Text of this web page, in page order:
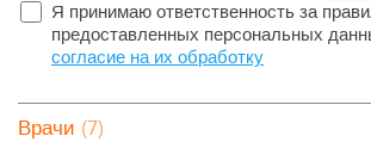
Я принимаю ответственность за
предоставленных персональных
согласие на их обработку
Врачи (7)